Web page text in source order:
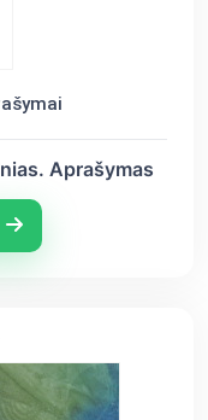
Aprašymas